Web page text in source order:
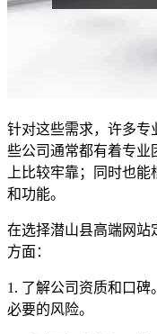
针对这些需求，许多专
些公司通常都有着专业
上比较牢靠；同时也
和功能。
在选择潜山县高端网站
方面：
1. 了解公司资质和口
必要的风险。